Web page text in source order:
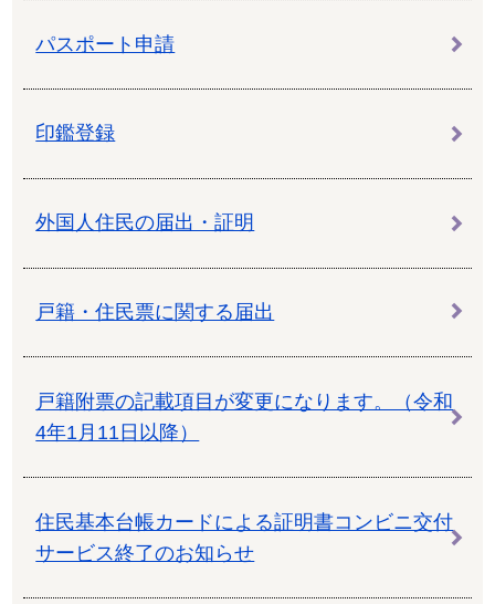
パスポート申請
印鑑登録
外国人住民の届出・証明
戸籍・住民票に関する届出
戸籍附票の記載項目が変更になります。（令和
4年1月11日以降）
住民基本台帳カードによる証明書コンビニ交付
サービス終了のお知らせ